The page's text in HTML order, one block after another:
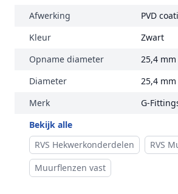
Afwerking
PVD
Kleur
Zwart
Opname diameter
25,4 mm
Diameter
25,4 mm
Merk
G-
Bekijk alle
RVS Hekwerkonderdelen
RVS
Muurflenzen vast